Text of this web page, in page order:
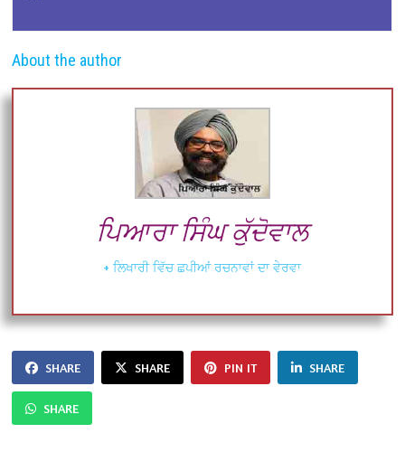
About the author
ਪਿਆਰਾ ਸਿੰਘ ਕੁੱਦੋਵਾਲ
+ ਲਿਖਾਰੀ ਵਿੱਚ ਛਪੀਆਂ ਰਚਨਾਵਾਂ ਦਾ ਵੇਰਵਾ
SHARE SHARE PIN IT SHARE
SHARE